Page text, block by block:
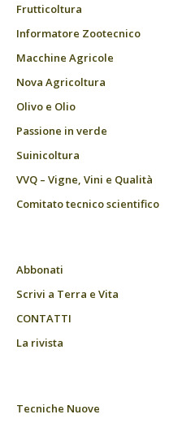
Frutticoltura
Informatore Zootecnico
Macchine Agricole
Nova Agricoltura
Olivo e Olio
Passione in verde
Suinicoltura
VVQ – Vigne, Vini e Qualità
Comitato tecnico scientifico
Abbonati
Scrivi a Terra e Vita
CONTATTI
La rivista
Tecniche Nuove